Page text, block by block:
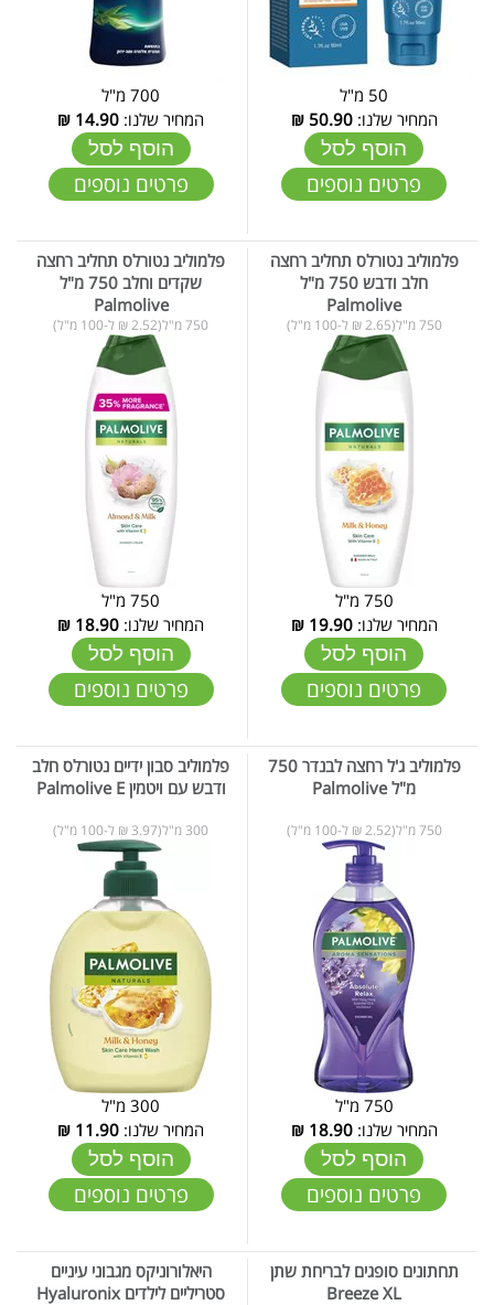
50 מ"ל
המחיר שלנו:50.90
₪
הוסף לסל
פרטים נוספים
700 מ"ל
המחיר שלנו: 14.90
₪
הוסף לסל
פרטים נוספים
פלמוליב נטורלס תחליב רחצה
חלב ודבש 750 מ"ל
Palmolive
750 מ"ל(2.65 ₪ ל-100 מ"ל)
750 מ"ל
המחיר שלנו:19.90
₪
הוסף לסל
פרטים נוספים
פלמוליב נטורלס תחליב רחצה
שקדים וחלב 750 מ"ל
Palmolive
750 מ"ל(2.52 ₪ ל-100 מ"ל)
750 מ"ל
המחיר שלנו: 18.90
₪
הוסף לסל
פרטים נוספים
פלמוליב ג'ל רחצה לבנדר 750
מ"ל Palmolive
750 מ"ל(2.52 ₪ ל-100 מ"ל)
750 מ"ל
המחיר שלנו:18.90
₪
הוסף לסל
פרטים נוספים
פלמוליב סבון ידיים נטורלס חלב
ודבש עם ויטמין Palmolive E
300 מ"ל(3.97 ₪ ל-100 מ"ל)
300 מ"ל
המחיר שלנו: 11.90
₪
הוסף לסל
פרטים נוספים
תחתונים סופגים לבריחת שתן
Breeze XL
היאלורוניקס מגבוני עיניים
סטריליים לילדים Hyaluronix